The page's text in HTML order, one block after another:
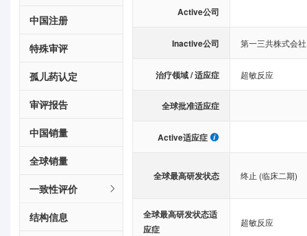
中国注册
特殊审评
孤儿药认定
审评报告
中国销量
全球销量
一致性评价
结构信息
Active公司
Inactive公司 第一三共株式会社
治疗领域 / 适应症 超敏反应
全球批准适应症
Active适应症
全球最高研发状态 终止 (临床二期)
全球最高研发状态适
应症
超敏反应